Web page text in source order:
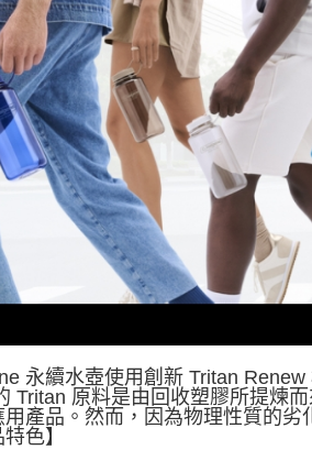
永續水壺使用創新 Tritan
Tritan 原料是由回收塑膠所提煉
用產品。然而，因為物理性質的劣
色】